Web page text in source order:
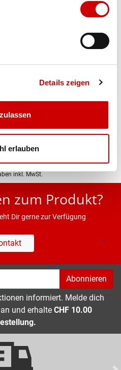
Details zeigen
erlauben
geliefert - ab CHF 50.00
inkl. MwSt.
zum Produkt?
Dir gerne zur Verfügung
Abonnieren
informiert. Melde dich
und erhalte CHF 10.00